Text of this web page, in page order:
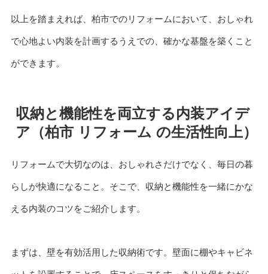
以上を踏まえれば、柏市でのリフォームにおいて、おしゃれ
で心地よい内装を計画するうえでの、確かな基盤を築くこと
ができます。
収納と機能性を両立する内装アイデ
ア（柏市 リフォーム の生活性向上）
リフォームで大切なのは、おしゃれさだけでなく、毎日の暮
らしが快適になること。そこで、収納と機能性を一緒にかな
える内装のコツをご紹介します。
まずは、壁を有効活用した収納術です。壁面に棚やキャビネ